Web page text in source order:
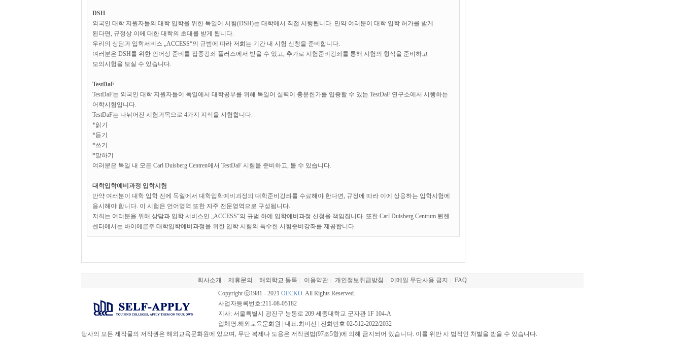
DSH
외국인 대학 지원자들의 대학 입학을 위한 독일어 시험(DSH)는 대학에서 직접 시행됩니다. 만약 여러분이 대학 입학 허가를 받게
된다면, 규정상 이에 대한 대학의 초대를 받게 됩니다.
우리의 상담과 입학서비스 „ACCESS“의 규범에 따라 저희는 기간 내 시험 신청을 준비합니다.
여러분은 DSH를 위한 언어상 준비를 집중강좌 플러스에서 받을 수 있고, 추가로 시험준비강좌를 통해 시험의 형식을 준비하고
모의시험을 보실 수 있습니다.
TestDaF
TestDaF는 외국인 대학 지원자들이 독일에서 대학공부를 위해 독일어 실력이 충분한가를 입증할 수 있는 TestDaF 연구소에서 시행하는
어학시험입니다.
TestDaF는 나뉘어진 시험과목으로 4가지 지식을 시험합니다.
*읽기
*듣기
*쓰기
*말하기
여러분은 독일 내 모든 Carl Duisberg Centren에서 TestDaF 시험을 준비하고, 볼 수 있습니다.
대학입학예비과정 입학시험
만약 여러분이 대학 입학 전에 독일에서 대학입학예비과정의 대학준비강좌를 수료해야 한다면, 규정에 따라 이에 상응하는 입학시험에
응시해야 합니다. 이 시험은 언어영역 또한 자주 전문영역으로 구성됩니다.
저희는 여러분을 위해 상담과 입학 서비스인 „ACCESS“의 규범 하에 입학예비과정 신청을 책임집니다. 또한 Carl Duisberg Centrum 뮌헨
센터에서는 바이에른주 대학입학예비과정을 위한 입학 시험의 특수한 시험준비강좌를 제공합니다.
회사소개 제휴문의 해외학교 등록 이용약관 개인정보취급방침 이메일 무단사용 금지
FAQ
Copyright ⓒ1981 - 2021 OECKO. All Rights Reserved.
사업자등록번호:211-08-05182
지사: 서울특별시 광진구 능동로 209 세종대학교 군자관 1F 104-A
업체명:해외교육문화원 | 대표:최미선 | 전화번호 02-512-2022/2032
당사의 모든 제작물의 저작권은 해외교육문화원에 있으며, 무단 복제나 도용은 저작권법(97조5항)에 의해 금지되어 있습니다. 이를 위반 시 법적인 처벌을 받을 수 있습니다.